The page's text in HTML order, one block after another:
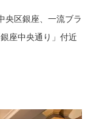
央区銀座、一流ブラ
座中央通り」付近